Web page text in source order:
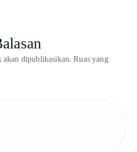
akan dipublikasikan. Ruas yang